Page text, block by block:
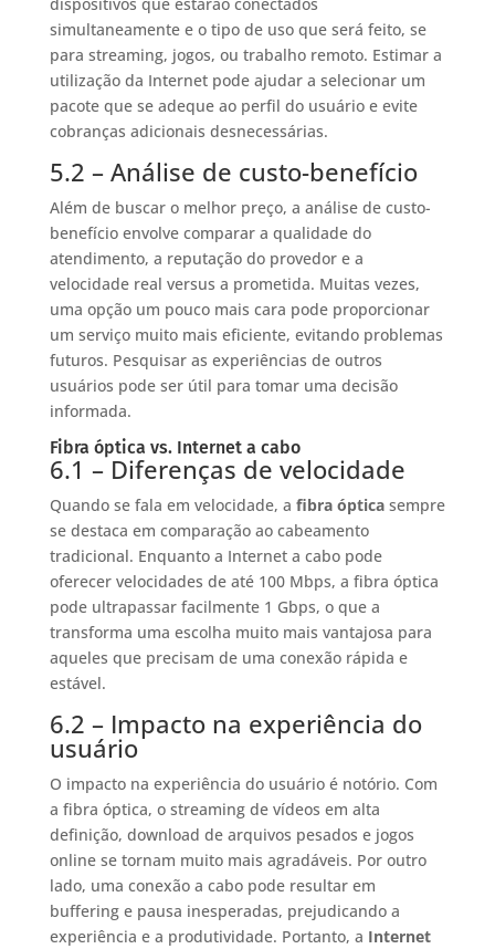
simultaneamente e o tipo de uso que será feito, se
para streaming, jogos, ou trabalho remoto. Estimar a
utilização da Internet pode ajudar a selecionar um
pacote que se adeque ao perfil do usuário e evite
cobranças adicionais desnecessárias.
5.2 – Análise de custo-benefício
Além de buscar o melhor preço, a análise de custo-
benefício envolve comparar a qualidade do
atendimento, a reputação do provedor e a
velocidade real versus a prometida. Muitas vezes,
uma opção um pouco mais cara pode proporcionar
um serviço muito mais eficiente, evitando problemas
futuros. Pesquisar as experiências de outros
usuários pode ser útil para tomar uma decisão
informada.
Fibra óptica vs. Internet a cabo
6.1 – Diferenças de velocidade
Quando se fala em velocidade, a fibra ópticasempre
se destaca em comparação ao cabeamento
tradicional. Enquanto a Internet a cabo pode
oferecer velocidades de até 100 Mbps, a fibra óptica
pode ultrapassar facilmente 1 Gbps, o que a
transforma uma escolha muito mais vantajosa para
aqueles que precisam de uma conexão rápida e
estável.
6.2 – Impacto na experiência do
usuário
O impacto na experiência do usuário é notório. Com
a fibra óptica, o streaming de vídeos em alta
definição, download de arquivos pesados e jogos
online se tornam muito mais agradáveis. Por outro
lado, uma conexão a cabo pode resultar em
buffering e pausa inesperadas, prejudicando a
experiência e a produtividade. Portanto, a Internet